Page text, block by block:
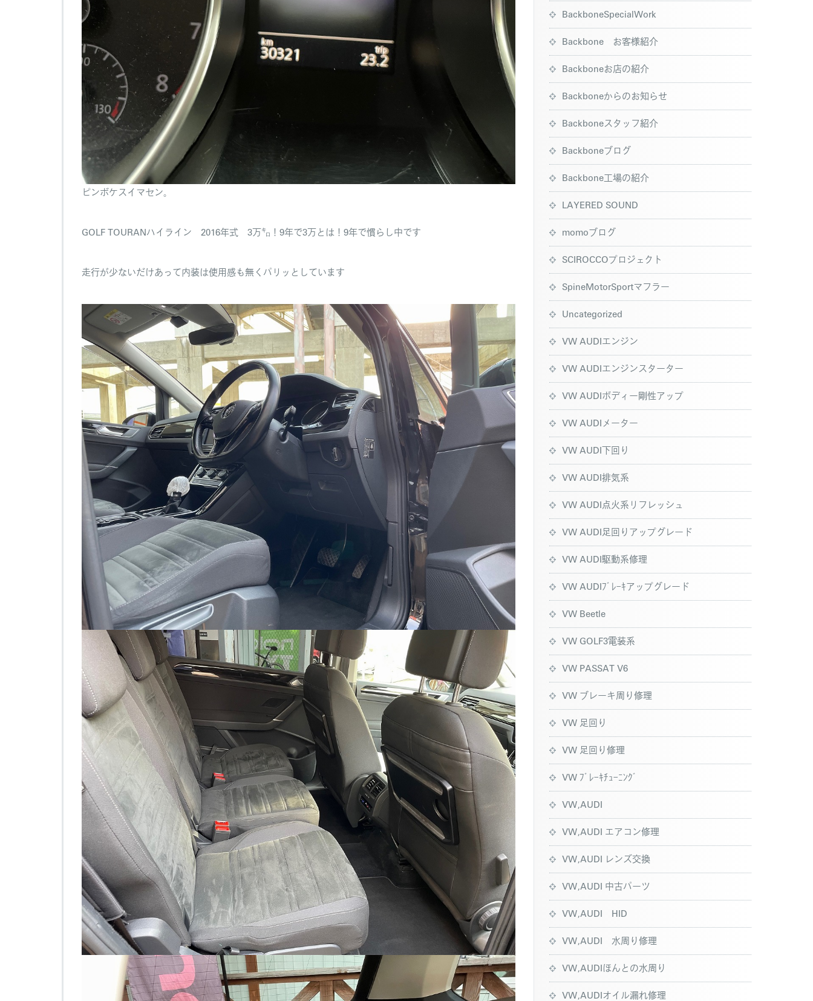
ピンボケスイマセン。
GOLF TOURANハイライン 2016年式 3万㌔！9年で3万とは！9年で慣らし中です
走行が少ないだけあって内装は使用感も無くパリッとしています
BackboneSpecialWork
Backbone お客様紹介
Backboneお店の紹介
Backboneからのお知らせ
Backboneスタッフ紹介
Backboneブログ
Backbone工場の紹介
LAYERED SOUND
momoブログ
SCIROCCOプロジェクト
SpineMotorSportマフラー
Uncategorized
VW AUDIエンジン
VW AUDIエンジンスターター
VW AUDIボディー剛性アップ
VW AUDIメーター
VW AUDI下回り
VW AUDI排気系
VW AUDI点火系リフレッシュ
VW AUDI足回りアップグレード
VW AUDI駆動系修理
VW AUDIﾌﾞﾚｰｷアップグレード
VW Beetle
VW GOLF3電装系
VW PASSAT V6
VW ブレーキ周り修理
VW 足回り
VW 足回り修理
VW ﾌﾞﾚｰｷﾁｭｰﾆﾝｸﾞ
VW,AUDI
VW,AUDI エアコン修理
VW,AUDI レンズ交換
VW,AUDI 中古パーツ
VW,AUDI HID
VW,AUDI 水周り修理
VW,AUDIほんとの水周り
VW,AUDIオイル漏れ修理